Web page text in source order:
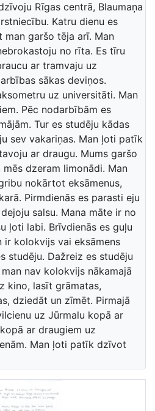
Rīgas centrā, Blaumaņa
Katru dienu es
garšo tēja arī. Man
no rīta. Es tīru
ar tramvaju uz
sākas deviņos.
uz universitāti. Man
Pēc nodarbībām es
Tur es studēju kādas
sev vakariņas. Man ļoti patīk
ar draugu. Mums garšo
dzeram limonādi. Man
nokārtot eksāmenus,
Pirmdienās es parasti eju
salsu. Mana māte ir no
ļoti labi. Brīvdienās es guļu
ir kolokvijs vai eksāmens
studēju. Dažreiz es studēju
nav kolokvijs nākamajā
kino, lasīt grāmatas,
dziedāt un zīmēt. Pirmajā
uz Jūrmalu kopā ar
ar draugiem uz
Man ļoti patīk dzīvot